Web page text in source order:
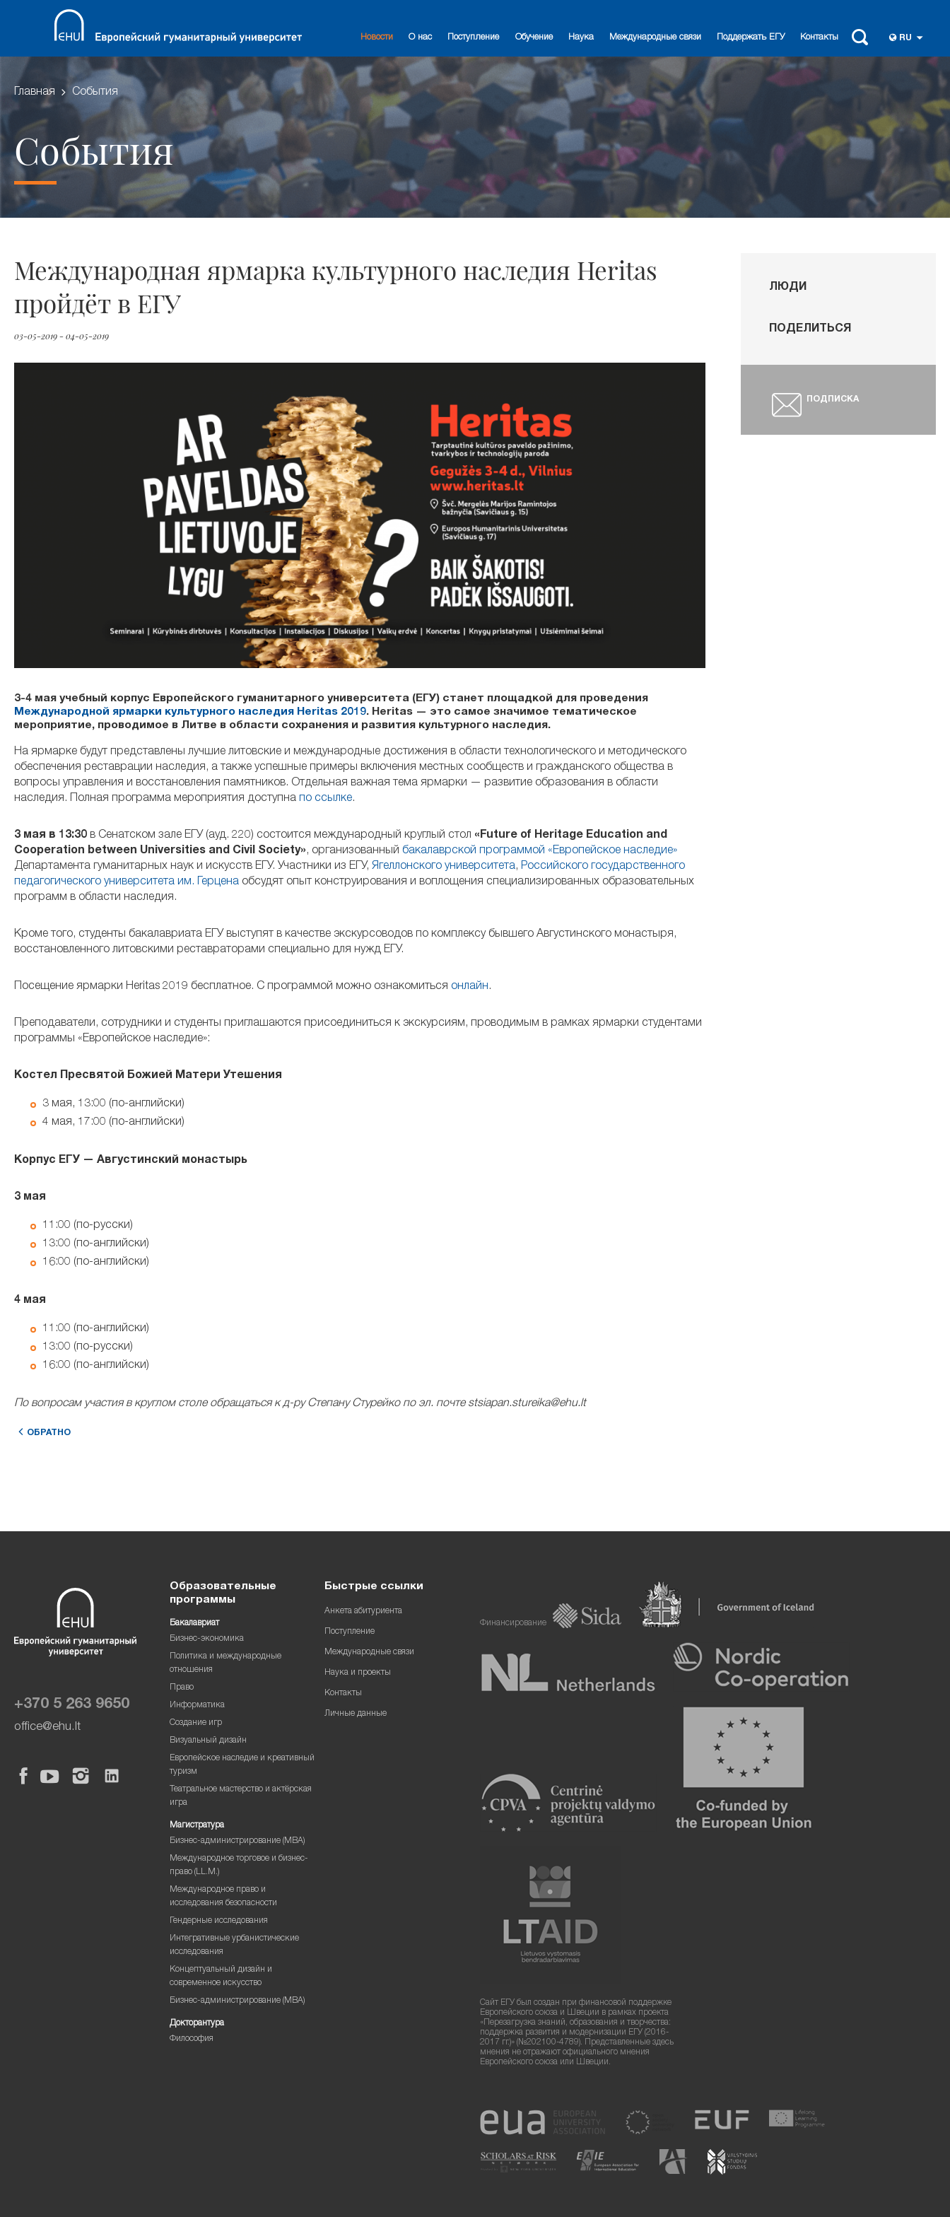
Новости О нас Поступление Обучение Наука Международные связи Поддержать ЕГУ Контакты RU
Главная События
События
Международная ярмарка культурного наследия Heritas
пройдёт в ЕГУ
03-05-2019 - 04-05-2019
3-4 мая учебный корпус Европейского гуманитарного университета (ЕГУ) станет площадкой для проведения
Международной ярмарки культурного наследия Heritas 2019. Heritas — это самое значимое тематическое
мероприятие, проводимое в Литве в области сохранения и развития культурного наследия.
На ярмарке будут представлены лучшие литовские и международные достижения в области технологического и методического
обеспечения реставрации наследия, а также успешные примеры включения местных сообществ и гражданского общества в
вопросы управления и восстановления памятников. Отдельная важная тема ярмарки — развитие образования в области
наследия. Полная программа мероприятия доступна по ссылке.
3 мая в 13:30 в Сенатском зале ЕГУ (ауд. 220) состоится международный круглый стол «Future of Heritage Education and
Cooperation between Universities and Civil Society», организованный бакалаврской программой «Европейское наследие»
Департамента гуманитарных наук и искусств ЕГУ. Участники из ЕГУ, Ягеллонского университета, Российского государственного
педагогического университета им. Герцена обсудят опыт конструирования и воплощения специализированных образовательных
программ в области наследия.
Кроме того, студенты бакалавриата ЕГУ выступят в качестве экскурсоводов по комплексу бывшего Августинского монастыря,
восстановленного литовскими реставраторами специально для нужд ЕГУ.
Посещение ярмарки Heritas 2019 бесплатное. С программой можно ознакомиться онлайн.
Преподаватели, сотрудники и студенты приглашаются присоединиться к экскурсиям, проводимым в рамках ярмарки студентами
программы «Европейское наследие»:
Костел Пресвятой Божией Матери Утешения
3 мая, 13:00 (по-английски)
4 мая, 17:00 (по-английски)
Корпус ЕГУ — Августинский монастырь
3 мая
11:00 (по-русски)
13:00 (по-английски)
16:00 (по-английски)
4 мая
11:00 (по-английски)
13:00 (по-русски)
16:00 (по-английски)
По вопросам участия в круглом столе обращаться к д-ру Степану Стурейко по эл. почтеstsiapan.stureika@ehu.lt
ОБРАТНО
ЛЮДИ
ПОДЕЛИТЬСЯ
ПОДПИСКА
+370 5 263 9650
office@ehu.lt
Образовательные
программы
Бакалавриат
Бизнес-экономика
Политика и международные
отношения
Право
Информатика
Создание игр
Визуальный дизайн
Европейское наследие и креативный
туризм
Театральное мастерство и актёрская
игра
Магистратура
Бизнес-администрирование (MBA)
Международное торговое и бизнес-
право (LL.M.)
Международное право и
исследования безопасности
Гендерные исследования
Интегративные урбанистические
исследования
Концептуальный дизайн и
современное искусство
Бизнес-администрирование (MBA)
Докторантура
Философия
Быстрые ссылки
Анкета абитуриента
Поступление
Международные связи
Наука и проекты
Контакты
Личные данные
Финансирование
Сайт ЕГУ был создан при финансовой поддержке
Европейского союза и Швеции в рамках проекта
«Перезагрузка знаний, образования и творчества:
поддержка развития и модернизации ЕГУ (2016-
2017 гг.)» (№202100-4789). Представленные здесь
мнения не отражают официального мнения
Европейского союза или Швеции.